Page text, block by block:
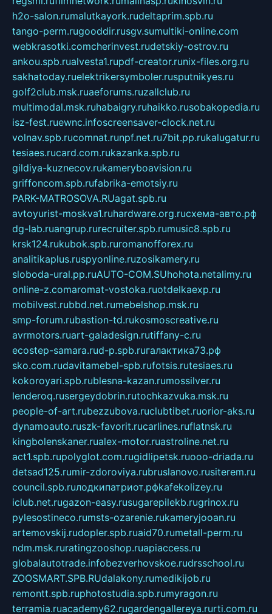
h2o-salon.rumalutkayork.rudeltaprim.spb.ru
tango-perm.rugooddir.rusgv.sumultiki-online.com
webkrasotki.comcherinvest.rudetskiy-ostrov.ru
ankou.spb.rualvesta1.rupdf-creator.runix-files.org.ru
sakhatoday.ruelektrikersymboler.rusputnikyes.ru
golf2club.msk.ruaeforums.ruzallclub.ru
multimodal.msk.ruhabaigry.ruhaikko.rusobakopedia.ru
isz-fest.ruewnc.infoscreensaver-clock.net.ru
volnav.spb.rucomnat.runpf.net.ru7bit.pp.rukalugatur.ru
tesiaes.rucard.com.rukazanka.spb.ru
gildiya-kuznecov.rukameryboavision.ru
griffoncom.spb.rufabrika-emotsiy.ru
PARK-MATROSOVA.RUagat.spb.ru
avtoyurist-moskva1.ruhardware.org.ruсхема-авто.рф
dg-lab.ruangrup.rurecruiter.spb.rumusic8.spb.ru
krsk124.rukubok.spb.ruromanofforex.ru
analitikaplus.ruspyonline.ruzosikamery.ru
sloboda-ural.pp.ruAUTO-COM.SUhohota.netalimy.ru
online-z.comaromat-vostoka.ruotdelkaexp.ru
mobilvest.rubbd.net.rumebelshop.msk.ru
smp-forum.rubastion-td.rukosmoscreative.ru
avrmotors.ruart-galadesign.rutiffany-c.ru
ecostep-samara.rud-p.spb.ruгалактика73.рф
sko.com.rudavitamebel-spb.rufotsis.rutesiaes.ru
kokoroyari.spb.rublesna-kazan.rumossilver.ru
lenderoq.rusergeydobrin.rutochkazvuka.msk.ru
people-of-art.rubezzubova.ruclubtibet.ruorior-aks.ru
dynamoauto.ruszk-favorit.rucarlines.ruflatnsk.ru
kingbolenskaner.rualex-motor.ruastroline.net.ru
act1.spb.rupolyglot.com.rugidlipetsk.ruooo-driada.ru
detsad125.rumir-zdoroviya.rubruslanovo.rusiterem.ru
council.spb.ruлодкипатриот.рфkafekolizey.ru
iclub.net.rugazon-easy.rusugarepilekb.rugrinox.ru
pylesostineco.rumsts-ozarenie.rukameryjooan.ru
artemovskij.rudopler.spb.ruaid70.rumetall-perm.ru
ndm.msk.ruratingzooshop.ruapiaccess.ru
globalautotrade.infobezverhovskoe.rudrsschool.ru
ZOOSMART.SPB.RUdalakony.rumedikijob.ru
remontt.spb.ruphotostudia.spb.rumyragon.ru
terramia.ruacademy62.rugardengallereya.rurti.com.ru